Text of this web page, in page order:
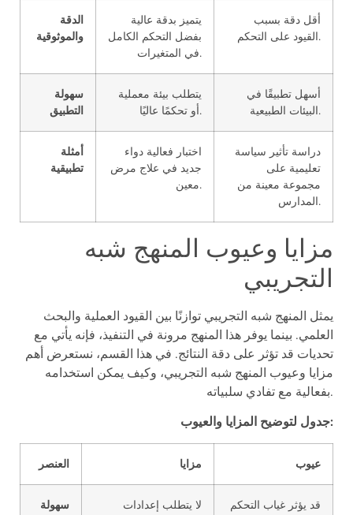
الدقة
والموثوقية
يتميز بدقة عالية
بفضل التحكم الكامل
في المتغيرات.
أقل دقة بسبب
القيود على التحكم.
سهولة
التطبيق
يتطلب بيئة معملية
أو تحكمًا عاليًا.
أسهل تطبيقًا في
البيئات الطبيعية.
أمثلة
تطبيقية
اختبار فعالية دواء
جديد في علاج مرض
معين.
دراسة تأثير سياسة
تعليمية على
مجموعة معينة من
المدارس.
مزايا وعيوب المنهج شبه
التجريبي
يمثل المنهج شبه التجريبي توازنًا بين القيود العملية والبحث
العلمي. بينما يوفر هذا المنهج مرونة في التنفيذ، فإنه يأتي مع
تحديات قد تؤثر على دقة النتائج. في هذا القسم، نستعرض أهم
مزايا وعيوب المنهج شبه التجريبي، وكيف يمكن استخدامه
بفعالية مع تفادي سلبياته.
جدول لتوضيح المزايا والعيوب:
العنصر مزايا عيوب
سهولة
لا يتطلب إعدادات
قد يؤثر غياب التحكم